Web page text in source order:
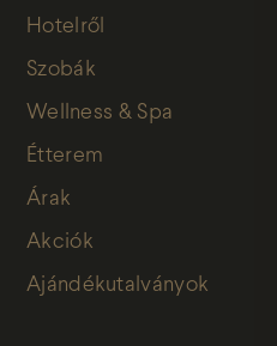
Hotelről
Szobák
Wellness & Spa
Étterem
Árak
Akciók
Ajándékutalványok